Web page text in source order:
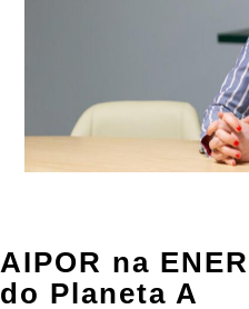
AIPOR na
do Planeta A